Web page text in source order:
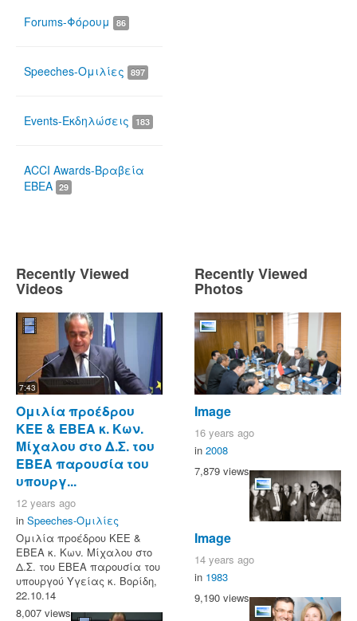
Forums-Φόρουμ 86
Speeches-Ομιλίες 897
Events-Εκδηλώσεις 183
ACCI Awards-Βραβεία
ΕΒΕΑ 29
Recently Viewed
Videos
7:43
Ομιλία προέδρου
ΚΕΕ & ΕΒΕΑ κ. Κων.
Μίχαλου στο Δ.Σ. του
ΕΒΕΑ παρουσία του
υπουργ...
12 years ago
in Speeches-Ομιλίες
Ομιλία προέδρου ΚΕΕ &
ΕΒΕΑ κ. Κων. Μίχαλου στο
Δ.Σ. του ΕΒΕΑ παρουσία του
υπουργού Υγείας κ. Βορίδη,
22.10.14
8,007 views
Recently Viewed
Photos
Image
16 years ago
in 2008
7,879 views
Image
14 years ago
in 1983
9,190 views